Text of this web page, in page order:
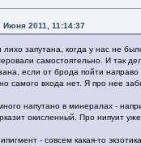
Июня 2011, 11:14:37
запутана, когда у нас не
самостоятельно. И так
если от брода пойти направо
самого входа нет. Я про нее
напутано в минералах -
окисленный. Про нипуит
- совсем какая-то